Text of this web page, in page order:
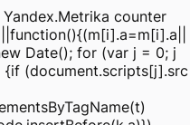
counter
Date(); for (var j = 0; j
(document.scripts[j].src